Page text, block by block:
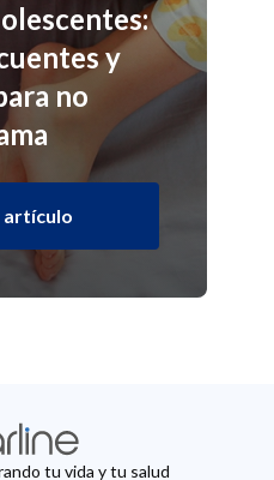
y
no
artículo
tu vida y tu salud